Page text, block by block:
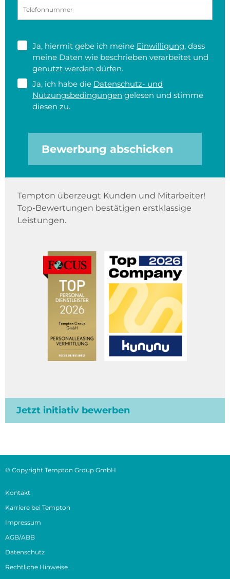
Ja, hiermit gebe ich meine Einwilligung, dass
meine Daten wie beschrieben verarbeitet und
genutzt werden dürfen.
Ja, ich habe die Datenschutz- und
Nutzungsbedingungen gelesen und stimme
diesen zu.
Bewerbung abschicken
Tempton überzeugt Kunden und Mitarbeiter!
Top-Bewertungen bestätigen erstklassige
Leistungen.
Jetzt initiativ bewerben
© Copyright Tempton Group GmbH
Kontakt
Karriere bei Tempton
Impressum
AGB/ABB
Datenschutz
Rechtliche Hinweise